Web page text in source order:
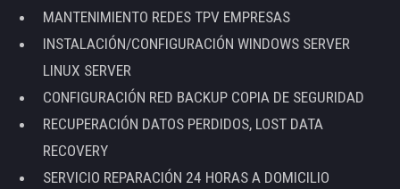
MANTENIMIENTO REDES TPV EMPRESAS
INSTALACIÓN/CONFIGURACIÓN WINDOWS SERVER
LINUX SERVER
CONFIGURACIÓN RED BACKUP COPIA DE SEGURIDAD
RECUPERACIÓN DATOS PERDIDOS, LOST DATA
RECOVERY
SERVICIO REPARACIÓN 24 HORAS A DOMICILIO